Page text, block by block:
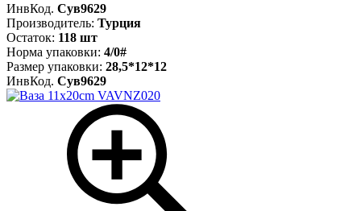
ИнвКод. Сув9629
Производитель: Турция
Остаток: 118 шт
Норма упаковки: 4/0#
Размер упаковки: 28,5*12*12
ИнвКод. Сув9629